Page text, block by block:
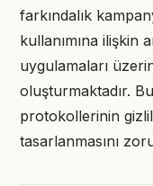
farkındalık
kullanımına ilişkin
uygulamaları
oluşturmaktadır.
protokollerinin
tasarlanmasını